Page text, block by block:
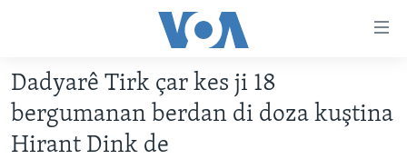
Yekser
here
naveroka
serekî
DESTPÊK
NÛÇE
Dadyarê Tirk çar kes ji 18
bergumanan berdan di doza kuştina
Hirant Dink de